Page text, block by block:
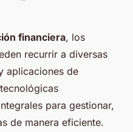
financiera, los
recurrir a diversas
aplicaciones de
para gestionar,
de manera eficiente.